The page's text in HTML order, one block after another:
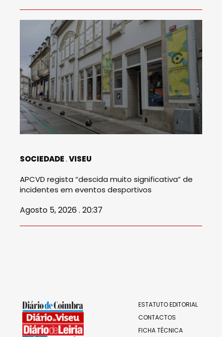
SOCIEDADE VISEU
APCVD regista “descida muito significativa” de
incidentes em eventos desportivos
Agosto 5, 2026 . 20:37
ESTATUTO EDITORIAL
CONTACTOS
FICHA TÉCNICA